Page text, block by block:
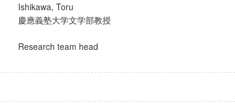
Ishikawa, Toru
慶應義塾大学文学部教授
Research team head